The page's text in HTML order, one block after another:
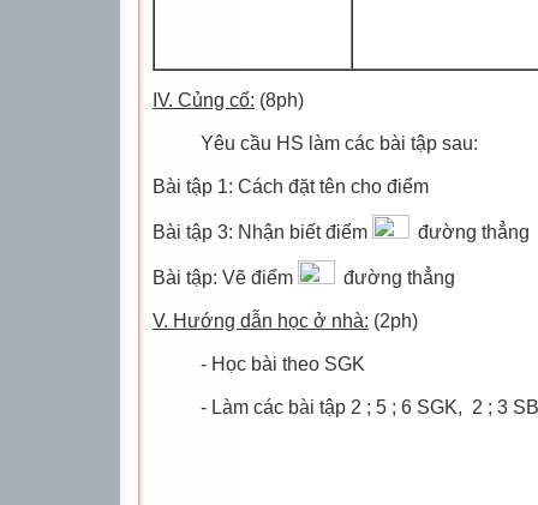
IV. Củng cố: (8ph)
Yêu cầu HS làm các bài tập sau:
Bài tập 1: Cách đặt tên cho điểm
Bài tập 3: Nhận biết điểm đường thẳng
Bài tập: Vẽ điểm
đường thẳng
V. Hướng dẫn học ở nhà: (2ph)
- Học bài theo SGK
- Làm các bài tập 2 ; 5 ; 6 SGK, 2 ; 3